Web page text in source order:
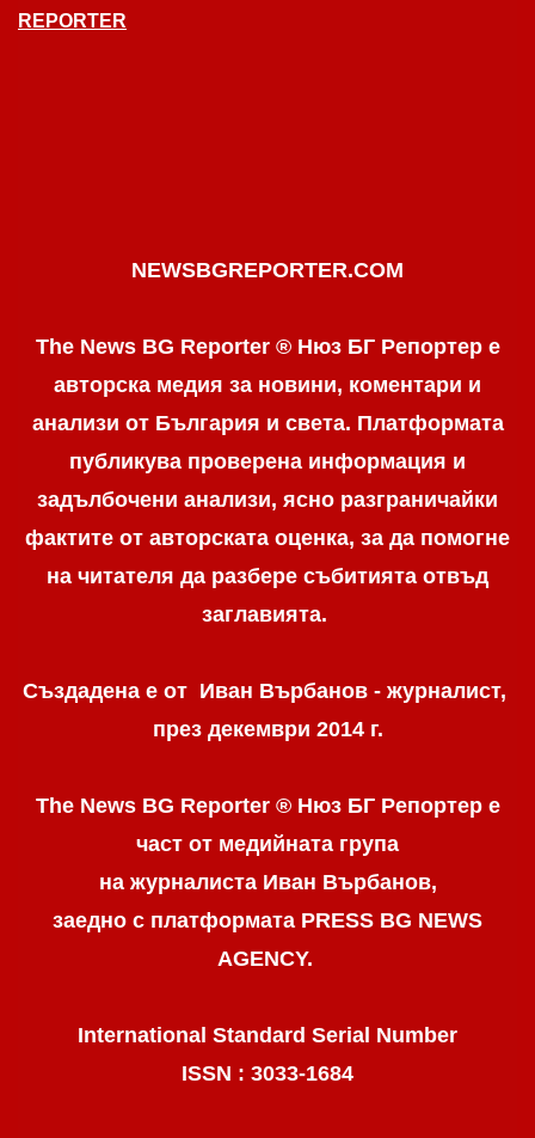
REPORTER
NEWSBGREPORTER.COM
The News BG Reporter ® Нюз БГ Репортер е
авторска медия за новини, коментари и
анализи от България и света. Платформата
публикува проверена информация и
задълбочени анализи, ясно разграничaйки
фактите от авторската оценка, за да помогне
на читателя да разбере събитията отвъд
заглавията.
Създадена е от Иван Върбанов - журналист,
през декември 2014 г.
The News BG Reporter ® Нюз БГ Репортере
част от медийната група
на журналиста Иван Върбанов,
заедно с платформата PRESS BG NEWS
AGENCY.
International Standard Serial Number
ISSN : 3033-1684